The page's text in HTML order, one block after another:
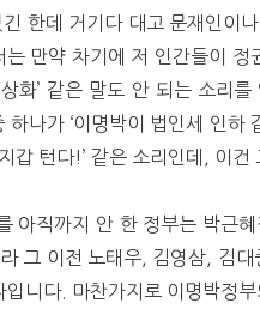
한데 거기다 대고 문재인이
만약 차기에 저 인간들이
화’ 같은 말도 안 되는 소리
나가 ‘이명박이 법인세 인하
갑 턴다!’ 같은 소리인데, 이건
아직까지 안 한 정부는 박근
그 이전 노태우, 김영삼, 김
니다. 마찬가지로 이명박정